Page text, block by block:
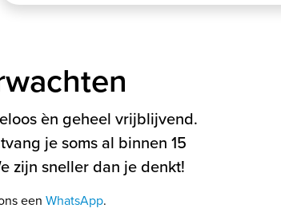
èn geheel vrijblijvend.
je soms al binnen 15
zijn sneller dan je denkt!
een WhatsApp.